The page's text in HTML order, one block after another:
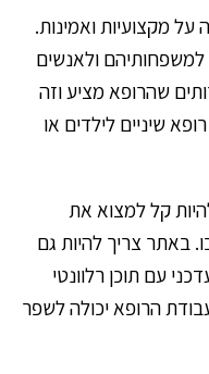
מקצועיות ואמינות.
למשפחותיהם ולאנשים
שהרופא מציע וזה
שיניים לילדים או
קל למצוא את
באתר צריך להיות גם
עם תוכן רלוונטי
הרופא יכולה לשפר